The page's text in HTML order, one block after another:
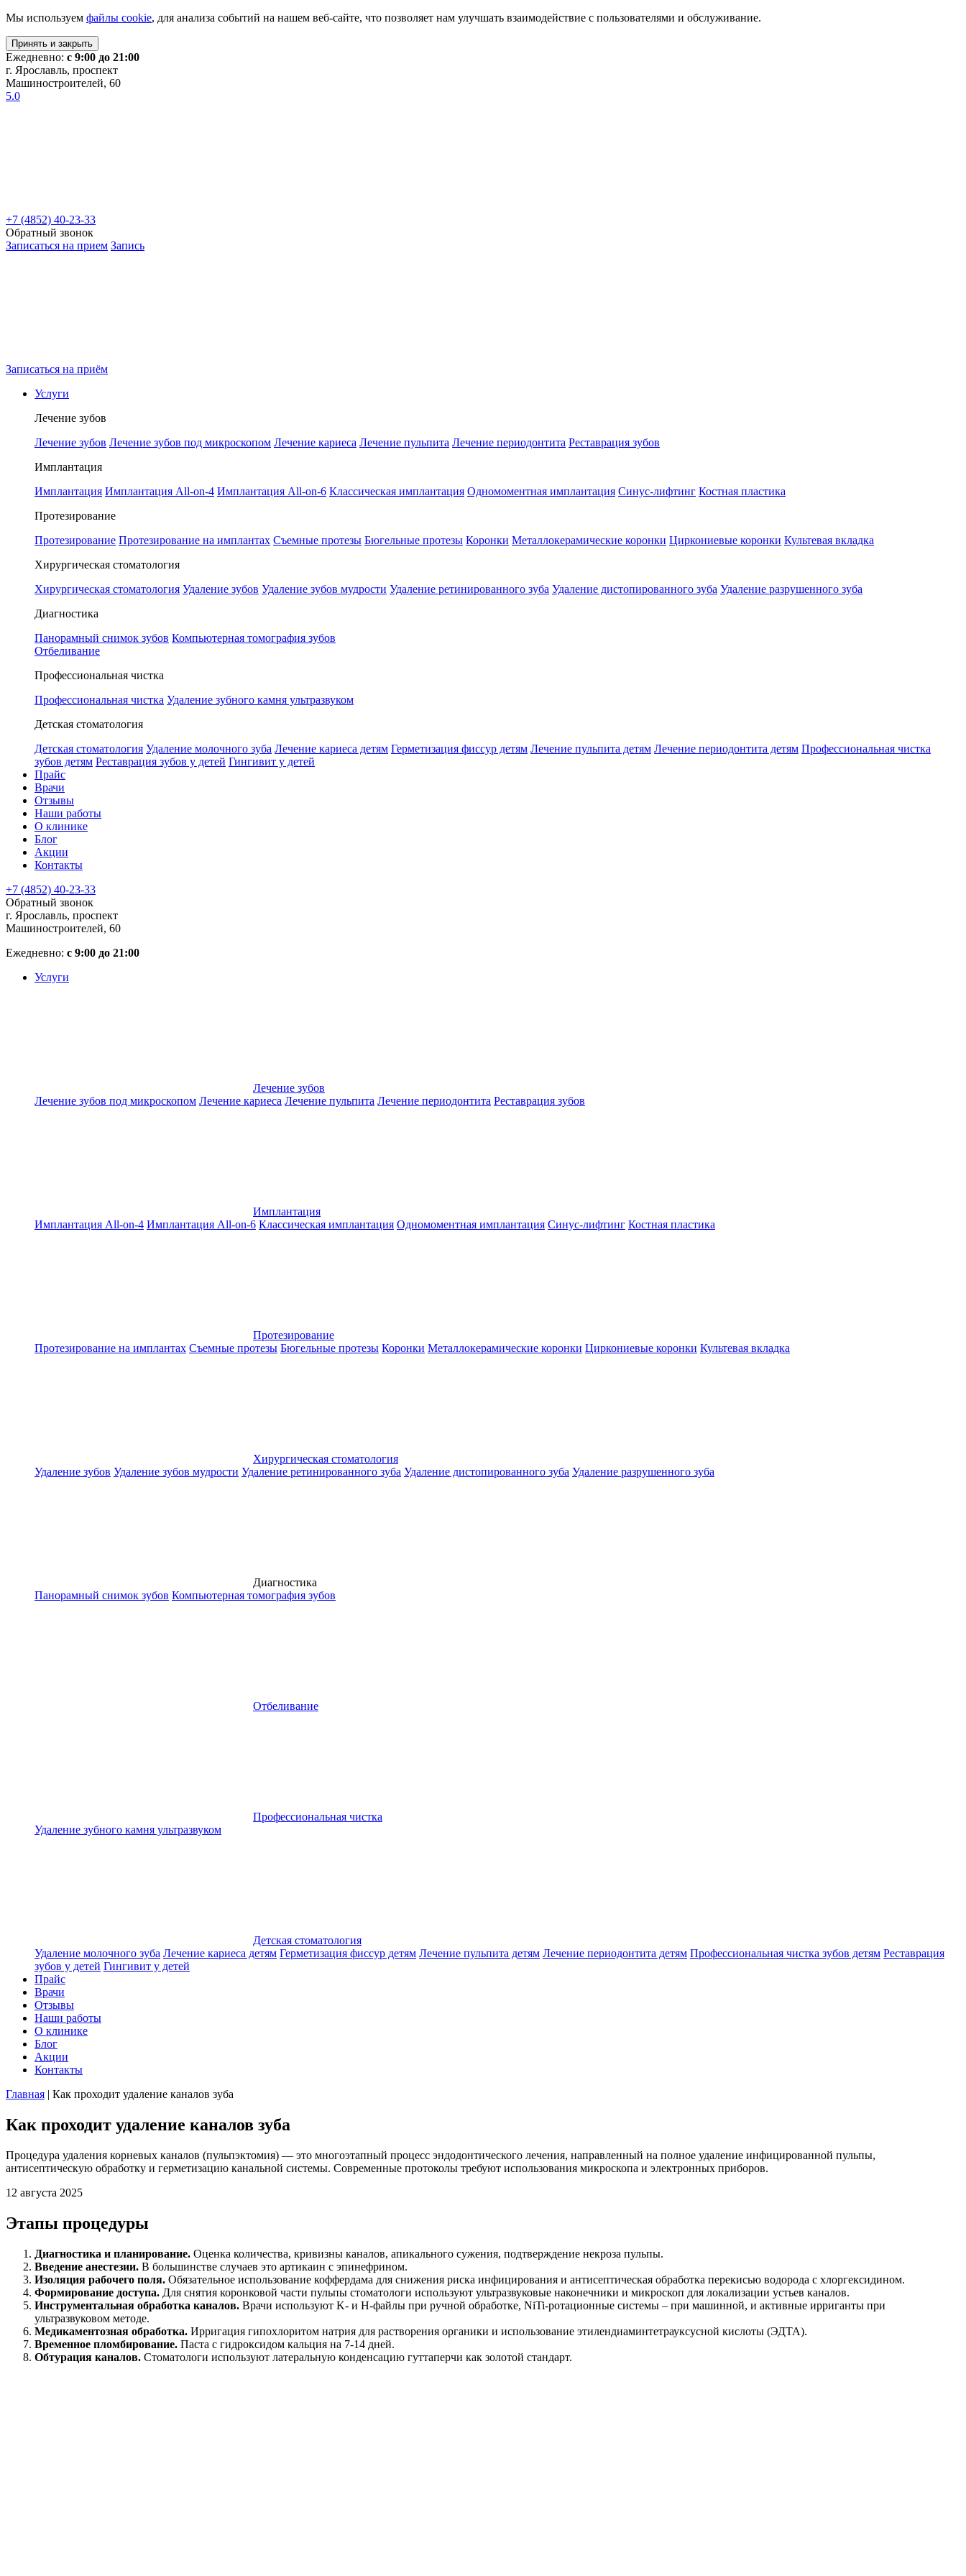
Мы используем файлы cookie, для анализа событий на нашем веб-сайте, что позволяет нам улучшать взаимодействие с пользователями и обслуживание.
Принять и закрыть
Ежедневно: с 9:00 до 21:00
г. Ярославль, проспект
Машиностроителей, 60
5.0
+7 (4852) 40-23-33
Обратный звонок
Записаться на прием Запись
Записаться на приём
Услуги
Лечение зубов
Лечение зубов Лечение зубов под микроскопом Лечение кариеса Лечение пульпита Лечение периодонтита Реставрация зубов
Имплантация
Имплантация Имплантация All-on-4 Имплантация All-on-6 Классическая имплантация Одномоментная имплантация Синус-лифтинг Костная пластика
Протезирование
Протезирование Протезирование на имплантах Съемные протезы Бюгельные протезы Коронки Металлокерамические коронки Циркониевые коронки Культевая вкладка
Хирургическая стоматология
Хирургическая стоматология Удаление зубов Удаление зубов мудрости Удаление ретинированного зуба Удаление дистопированного зуба Удаление разрушенного зуба
Диагностика
Панорамный снимок зубов Компьютерная томография зубов
Отбеливание
Профессиональная чистка
Профессиональная чистка Удаление зубного камня ультразвуком
Детская стоматология
Детская стоматология Удаление молочного зуба Лечение кариеса детям Герметизация фиссур детям Лечение пульпита детям Лечение периодонтита детям Профессиональная чистка
зубов детям Реставрация зубов у детей Гингивит у детей
Прайс
Врачи
Отзывы
Наши работы
О клинике
Блог
Акции
Контакты
+7 (4852) 40-23-33
Обратный звонок
г. Ярославль, проспект
Машиностроителей, 60
Ежедневно: с 9:00 до 21:00
Услуги
Лечение зубов
Лечение зубов под микроскопом Лечение кариеса Лечение пульпита Лечение периодонтита Реставрация зубов
Имплантация
Имплантация All-on-4 Имплантация All-on-6 Классическая имплантация Одномоментная имплантация Синус-лифтинг Костная пластика
Протезирование
Протезирование на имплантах Съемные протезы Бюгельные протезы Коронки Металлокерамические коронки Циркониевые коронки Культевая вкладка
Хирургическая стоматология
Удаление зубов Удаление зубов мудрости Удаление ретинированного зуба Удаление дистопированного зуба Удаление разрушенного зуба
Диагностика
Панорамный снимок зубов Компьютерная томография зубов
Отбеливание
Профессиональная чистка
Удаление зубного камня ультразвуком
Детская стоматология
Удаление молочного зуба Лечение кариеса детям Герметизация фиссур детям Лечение пульпита детям Лечение периодонтита детям Профессиональная чистка зубов детям Реставрация
зубов у детей Гингивит у детей
Прайс
Врачи
Отзывы
Наши работы
О клинике
Блог
Акции
Контакты
Главная | Как проходит удаление каналов зуба
Как проходит удаление каналов зуба
Процедура удаления корневых каналов (пульпэктомия) — это многоэтапный процесс эндодонтического лечения, направленный на полное удаление инфицированной пульпы,
антисептическую обработку и герметизацию канальной системы. Современные протоколы требуют использования микроскопа и электронных приборов.
12 августа 2025
Этапы процедуры
Диагностика и планирование. Оценка количества, кривизны каналов, апикального сужения, подтверждение некроза пульпы.
Введение анестезии. В большинстве случаев это артикаин с эпинефрином.
Изоляция рабочего поля. Обязательное использование коффердама для снижения риска инфицирования и антисептическая обработка перекисью водорода с хлоргексидином.
Формирование доступа. Для снятия коронковой части пульпы стоматологи используют ультразвуковые наконечники и микроскоп для локализации устьев каналов.
Инструментальная обработка каналов. Врачи используют K- и H-файлы при ручной обработке, NiTi-ротационные системы – при машинной, и активные ирриганты при
ультразвуковом методе.
Медикаментозная обработка. Ирригация гипохлоритом натрия для растворения органики и использование этилендиаминтетрауксусной кислоты (ЭДТА).
Временное пломбирование. Паста с гидроксидом кальция на 7-14 дней.
Обтурация каналов. Стоматологи используют латеральную конденсацию гуттаперчи как золотой стандарт.